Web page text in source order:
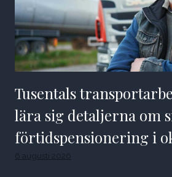
Tusentals
lära sig detaljerna om
förtidspensionering i
6 augusti 2026